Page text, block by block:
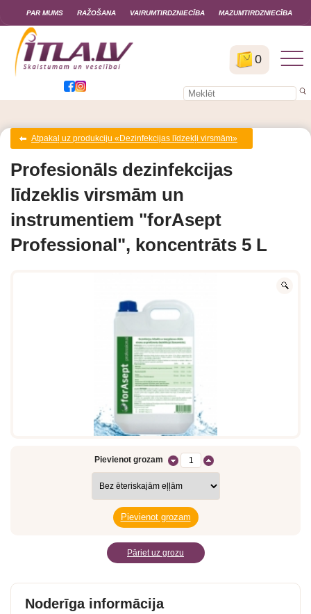
0
PAR MUMS RAŽOŠANA VAIRUMTIRDZNIECĪBA MAZUMTIRDZNIECĪBA
Atpakaļ uz produkciju «Dezinfekcijas līdzekļi virsmām»
Profesionāls dezinfekcijas
līdzeklis virsmām un
instrumentiem "forAsept
Professional", koncentrāts 5 L
Pievienot grozam
Pāriet uz grozu
Noderīga informācija